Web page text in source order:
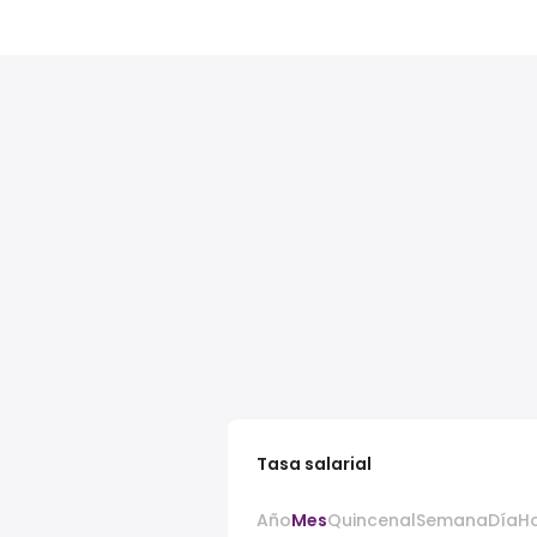
Tasa salarial
AñoMesQuincenalSemanaDía